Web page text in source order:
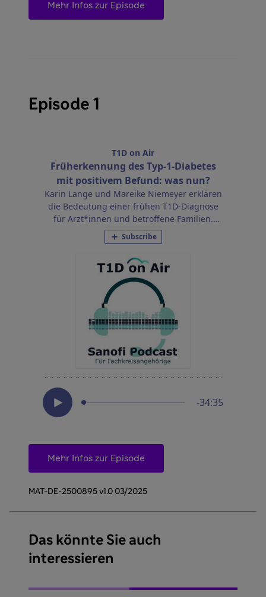
Mehr Infos zur Episode
Episode 1
Mehr Infos zur Episode
MAT-DE-2500895 v1.0 03/2025
Das könnte Sie auch
interessieren